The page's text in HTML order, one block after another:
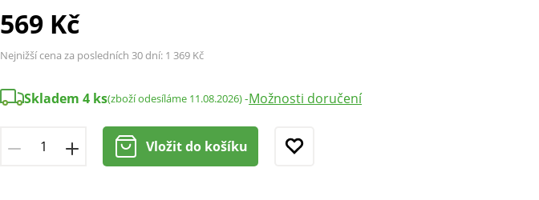
569 Kč
Nejnižší cena za posledních 30 dní: 1 369 Kč
Skladem 4 ks(zboží odesíláme 11.08.2026)-Možnosti doručení
Vložit do košíku